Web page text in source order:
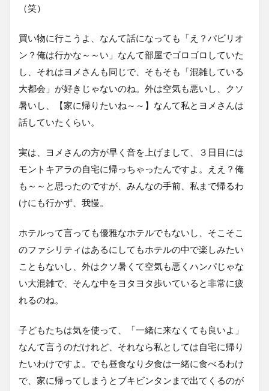
（笑）
買い物に行こうよ、なんて話になっても「え？パビリオ
ン？俺は行かな～～い」なんて部屋でゴロゴロしていた
し、それはヨメさんも同じで、そもそも「混雑している
大都会」が好きじゃないのね。外は空気も悪いし、クソ
暑いし、【家に帰りたいね～～】なんて私とヨメさんは
話していたくらい。
実は、ヨメさんの方が早く音を上げまして、３日目には
モントキアラの自宅に帰っちゃったんですよ。ええ？俺
も～～と思ったのですが、みんなの手前、私まで帰るわ
けにも行かず、我慢。
ホテルって言っても優雅なホテルでもないし、そこそこ
のファシリティはあるにしてもホテルの中で楽しみたい
こともないし、外はクソ暑くて空気も悪くハンパじゃな
い大混雑で、そんな中をヨタヨタ歩いていると非常に疲
れるのね。
子どもたちは気を使って、「一緒に来なくても良いよ」
なんて言うのだけれど、それなら私としては自宅に帰り
たいわけですよ。でも昼食なり夕食は一緒に食べるわけ
で、家に帰ってしまうとブキビンタンまで出てくるのが